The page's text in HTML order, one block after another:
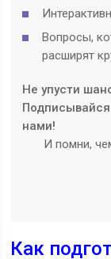
Вопросы,
расширят
Не упусти
нами!
И помни,
Как